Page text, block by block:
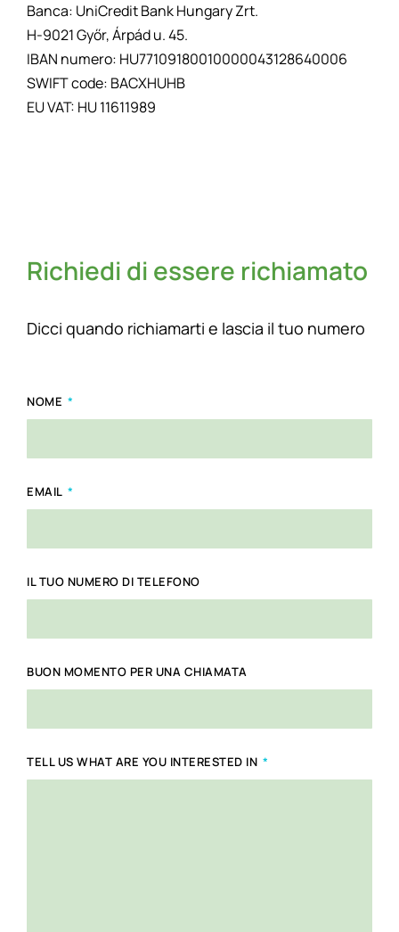
Banca: UniCredit Bank Hungary Zrt.
H-9021 Győr, Árpád u. 45.
IBAN numero: HU77109180010000043128640006
SWIFT code: BACXHUHB
EU VAT: HU 11611989
Richiedi di essere richiamato
Dicci quando richiamarti e lascia il tuo numero
NOME
EMAIL
IL TUO NUMERO DI TELEFONO
BUON MOMENTO PER UNA CHIAMATA
TELL US WHAT ARE YOU INTERESTED IN